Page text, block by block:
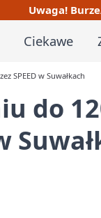
Uwaga!
Ciekawe
SPEED w Suwałkach
do